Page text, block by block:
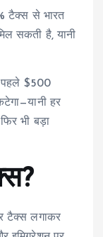
टैक्स से भारत
सकती है, यानी
$500
हर
भी बड़ा
टैक्स लगाकर